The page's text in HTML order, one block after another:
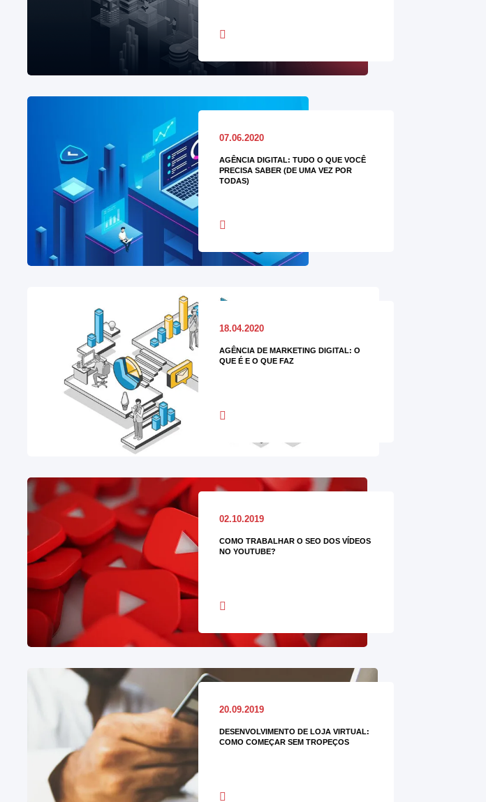
07.06.2020
AGÊNCIA DIGITAL: TUDO O QUE VOCÊ
PRECISA SABER (DE UMA VEZ POR
TODAS)
18.04.2020
AGÊNCIA DE MARKETING DIGITAL: O
QUE É E O QUE FAZ
02.10.2019
COMO TRABALHAR O SEO DOS VÍDEOS
NO YOUTUBE?
20.09.2019
DESENVOLVIMENTO DE LOJA VIRTUAL:
COMO COMEÇAR SEM TROPEÇOS